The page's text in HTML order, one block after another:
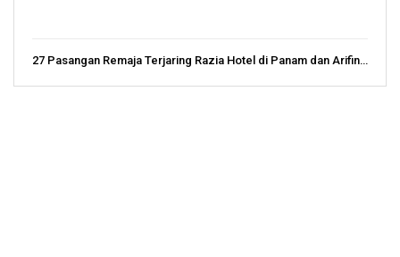
27 Pasangan Remaja Terjaring Razia Hotel di Panam dan Arifin…